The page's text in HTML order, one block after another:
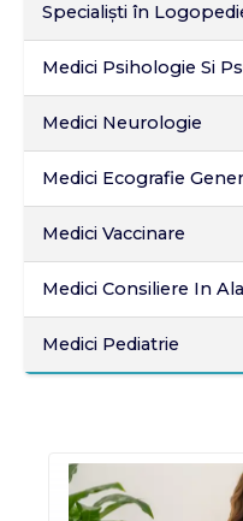
Specialiști în
Medici Psihologie Si
Medici Neurologie
Medici Ecografie
Medici Vaccinare
Medici Consiliere In
Medici Pediatrie